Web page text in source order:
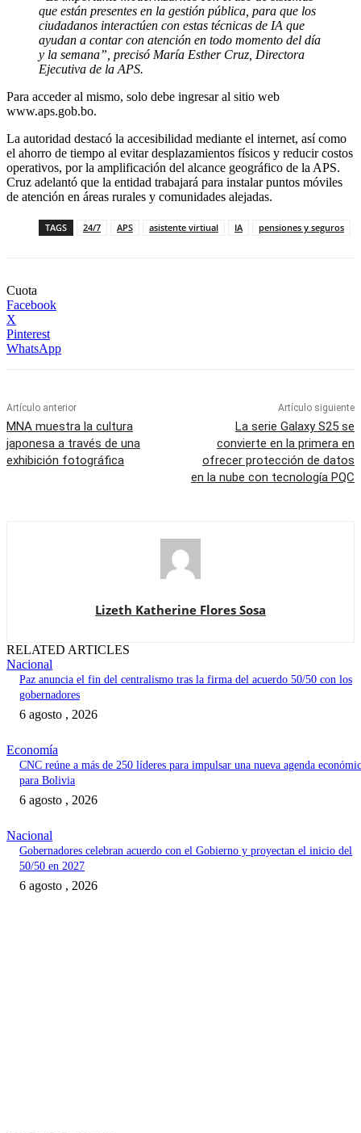
que están presentes en la gestión pública, para que los
ciudadanos interactúen con estas técnicas de IA que
ayudan a contar con atención en todo momento del día
y la semana”, precisó María Esther Cruz, Directora
Ejecutiva de la APS.
Para acceder al mismo, solo debe ingresar al sitio web
www.aps.gob.bo.
La autoridad destacó la accesibilidad mediante el internet, así como
el ahorro de tiempo al evitar desplazamientos físicos y reducir costos
operativos, por la amplificación del alcance geográfico de la APS.
Cruz adelantó que la entidad trabajará para instalar puntos móviles
de atención en áreas rurales y comunidades alejadas.
TAGS 24/7 APS asistente virtiual IA pensiones y seguros
Cuota
Facebook
X
Pinterest
WhatsApp
Artículo anterior
MNA muestra la cultura
japonesa a través de una
exhibición fotográfica
Artículo siguiente
La serie Galaxy S25 se
convierte en la primera en
ofrecer protección de datos
en la nube con tecnología PQC
Lizeth Katherine Flores Sosa
RELATED ARTICLES
Nacional
Paz anuncia el fin del centralismo tras la firma del acuerdo 50/50 con los
gobernadores
6 agosto , 2026
Economía
CNC reúne a más de 250 líderes para impulsar una nueva agenda
para Bolivia
6 agosto , 2026
Nacional
Gobernadores celebran acuerdo con el Gobierno y proyectan el inicio del
50/50 en 2027
6 agosto , 2026